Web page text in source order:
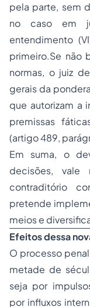
pela parte, sem
no caso em
entendimento
primeiro.Se não
normas, o juiz
gerais da
que autorizam a
premissas
(artigo 489,
Em suma, o
decisões, vale
contraditório
pretende
meios e
Efeitos dessa
O processo
metade de
seja por
por influxos